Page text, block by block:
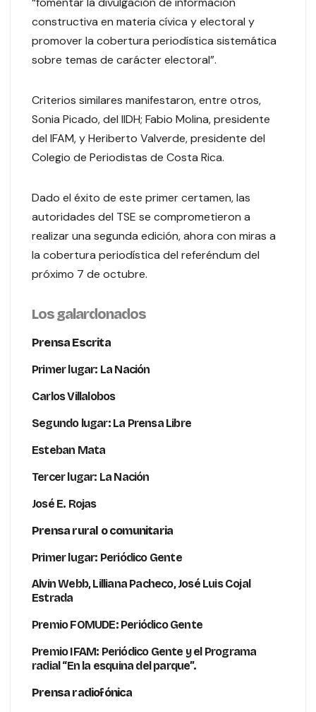
constructiva en materia cívica y electoral y
promover la cobertura periodística sistemática
sobre temas de carácter electoral”.
Criterios similares manifestaron, entre otros,
Sonia Picado, del IIDH; Fabio Molina, presidente
del IFAM, y Heriberto Valverde, presidente del
Colegio de Periodistas de Costa Rica.
Dado el éxito de este primer certamen, las
autoridades del TSE se comprometieron a
realizar una segunda edición, ahora con miras a
la cobertura periodística del referéndum del
próximo 7 de octubre.
Los galardonados
Prensa Escrita
Primer lugar: La Nación
Carlos Villalobos
Segundo lugar: La Prensa Libre
Esteban Mata
Tercer lugar: La Nación
José E. Rojas
Prensa rural o comunitaria
Primer lugar: Periódico Gente
Alvin Webb, Lilliana Pacheco, José Luis Cojal
Estrada
Premio FOMUDE: Periódico Gente
Premio IFAM: Periódico Gente y el Programa
radial “En la esquina del parque”.
Prensa radiofónica